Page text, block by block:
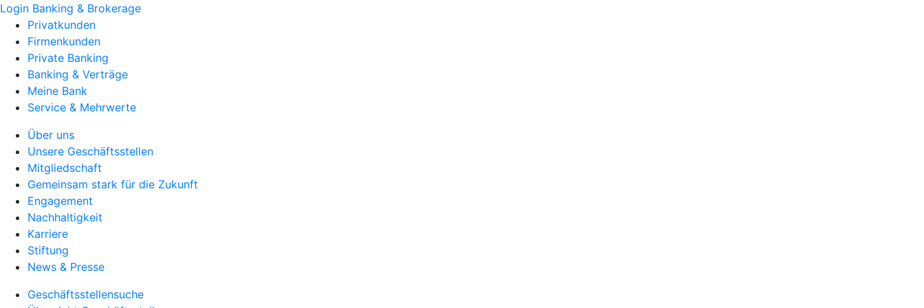
Login Banking & Brokerage
Privatkunden
Firmenkunden
Private Banking
Banking & Verträge
Meine Bank
Service & Mehrwerte
Über uns
Unsere Geschäftsstellen
Mitgliedschaft
Gemeinsam stark für die Zukunft
Engagement
Nachhaltigkeit
Karriere
Stiftung
News & Presse
Geschäftsstellensuche